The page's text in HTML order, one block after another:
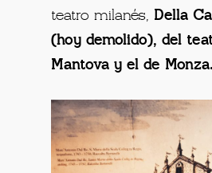
teatro milanés, Della
(hoy demolido), del
Mantova y el de Monza.